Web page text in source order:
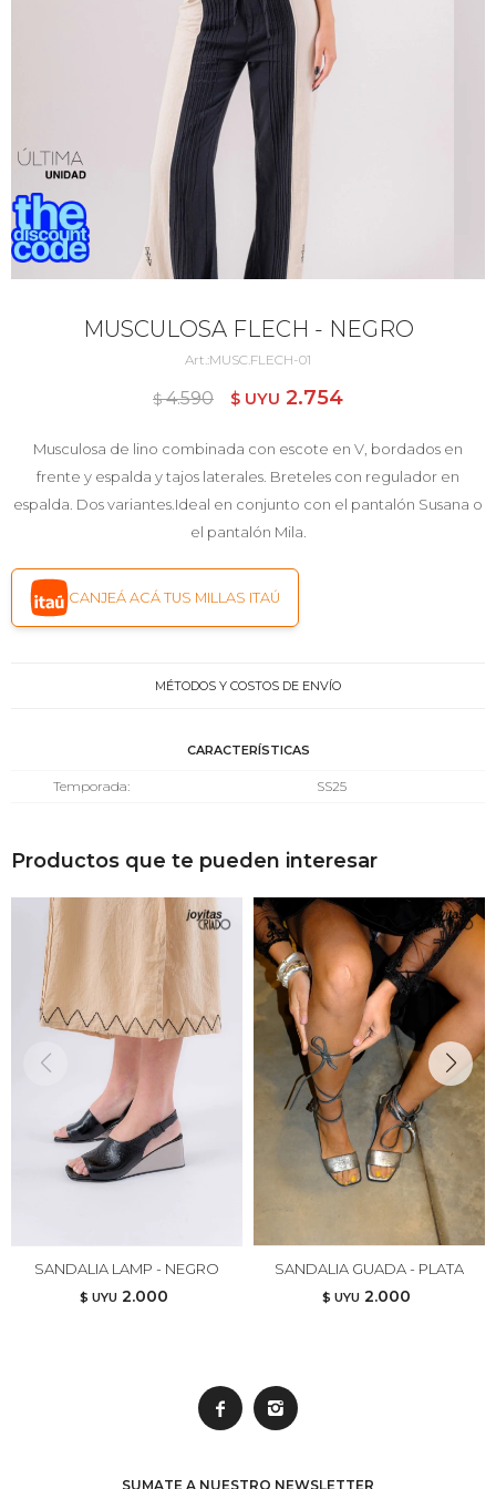
MUSCULOSA FLECH - NEGRO
MUSC.FLECH-01
$ UYU
4.590 $ UYU 2.754
Musculosa de lino combinada con escote en V, bordados en
frente y espalda y tajos laterales. Breteles con regulador en
espalda. Dos variantes.Ideal en conjunto con el pantalón Susana o
el pantalón Mila.
CANJEÁ ACÁ TUS MILLAS ITAÚ
MÉTODOS Y COSTOS DE ENVÍO
CARACTERÍSTICAS
Temporada SS25
Productos que te pueden interesar
SANDALIA LAMP - NEGRO
$ UYU 2.000
SANDALIA GUADA - PLATA
$ UYU 2.000
 
SUMATE A NUESTRO NEWSLETTER